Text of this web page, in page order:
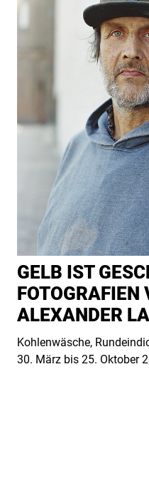
GELB IST
FOTOGRAFIEN
ALEXANDER
Kohlenwäsche,
30. März bis 25. Oktober